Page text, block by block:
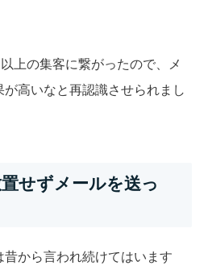
上の集客に繋がったので、メ
高いなと再認識させられまし
せずメールを送っ
昔から言われ続けてはいます